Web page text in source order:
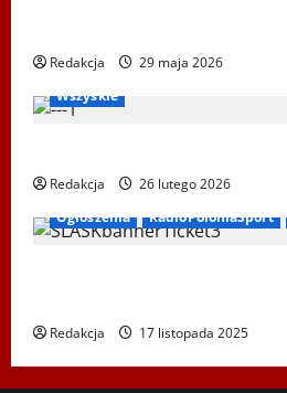
Redakcja 29 maja 2026
Bieg Tropem Wilczym Biegi i
Wszyskie
Redakcja
26 lutego 2026
Ogłoszenia
RadioPoloniaSport
Redakcja 17 listopada 2025